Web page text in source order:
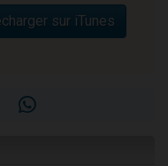
sur iTunes